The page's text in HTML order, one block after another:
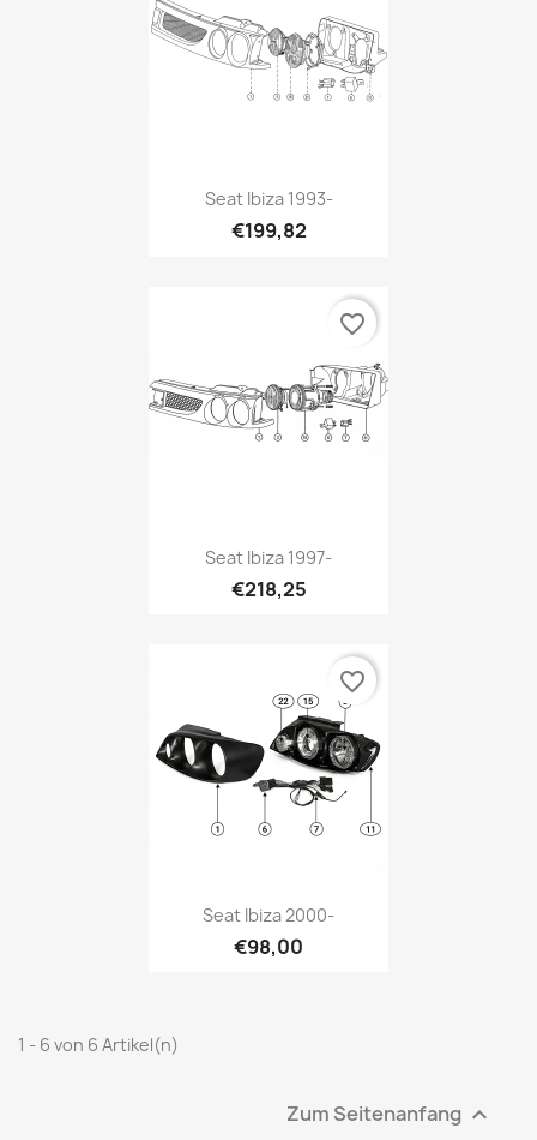
Seat Ibiza 1993-
€199,82
Seat Ibiza 1997-
€218,25
favorite_border
Seat Ibiza 2000-
€98,00
favorite_border
1 - 6 von 6 Artikel(n)
Zum Seitenanfang 